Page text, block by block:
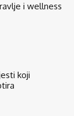
i wellness
koji